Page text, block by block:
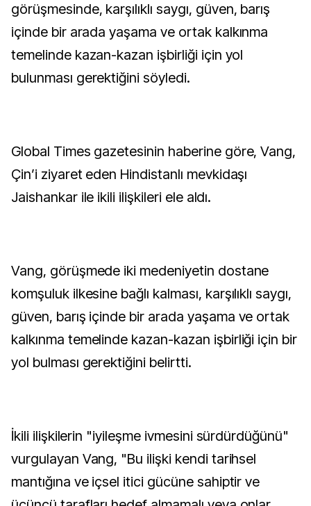
görüşmesinde, karşılıklı saygı, güven, barış
içinde bir arada yaşama ve ortak kalkınma
temelinde kazan-kazan işbirliği için yol
bulunması gerektiğini söyledi.
Global Times gazetesinin haberine göre, Vang,
Çin’i ziyaret eden Hindistanlı mevkidaşı
Jaishankar ile ikili ilişkileri ele aldı.
Vang, görüşmede iki medeniyetin dostane
komşuluk ilkesine bağlı kalması, karşılıklı saygı,
güven, barış içinde bir arada yaşama ve ortak
kalkınma temelinde kazan-kazan işbirliği için bir
yol bulması gerektiğini belirtti.
İkili ilişkilerin "iyileşme ivmesini sürdürdüğünü"
vurgulayan Vang, "Bu ilişki kendi tarihsel
mantığına ve içsel itici gücüne sahiptir ve